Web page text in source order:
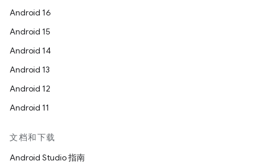
Android 16
Android 15
Android 14
Android 13
Android 12
Android 11
文档和下载
Android Studio 指南